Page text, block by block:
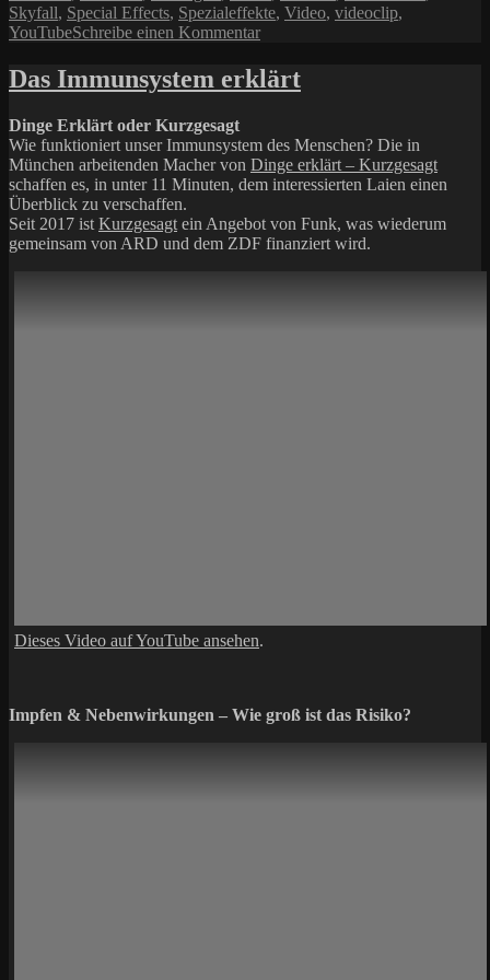
Skyfall, Special Effects, Spezialeffekte, Video, videoclip,
YouTubeSchreibe einen Kommentarzu
essen
auch
Das Immunsystem erklärt
Dinge Erklärt oder Kurzgesagt
Wie funktioniert unser Immunsystem des Menschen? Die in
München arbeitenden Macher von Dinge erklärt – Kurzgesagt
schaffen es, in unter 11 Minuten, dem interessierten Laien einen
Überblick zu verschaffen.
Seit 2017 ist Kurzgesagt ein Angebot von Funk, was wiederum
gemeinsam von ARD und dem ZDF finanziert wird.
Dieses Video auf YouTube ansehen.
Impfen & Nebenwirkungen – Wie groß ist das Risiko?